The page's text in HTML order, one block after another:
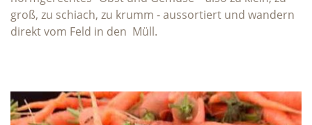
groß, zu schiach, zu krumm - aussortiert und wandern
direkt vom Feld in den Müll.